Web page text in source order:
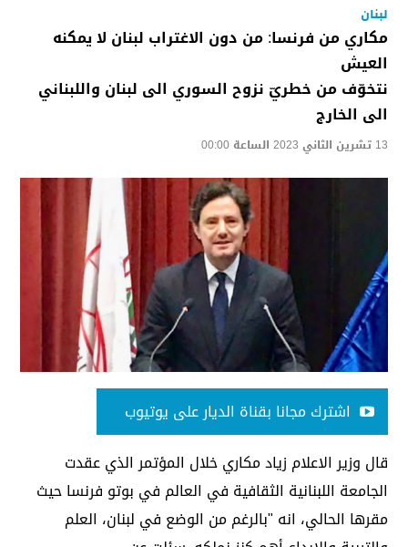
لبنان
مكاري من فرنسا: من دون الاغتراب لبنان لا يمكنه
العيش
نتخوّف من خطريّ نزوح السوري الى لبنان واللبناني
الى الخارج
13 تشرين الثاني 2023 الساعة 00:00
اشترك مجانا بقناة الديار على يوتيوب
قال وزير الاعلام زياد مكاري خلال المؤتمر الذي عقدت
الجامعة اللبنانية الثقافية في العالم في بوتو فرنسا حيث
مقرها الحالي، انه "بالرغم من الوضع في لبنان، العلم